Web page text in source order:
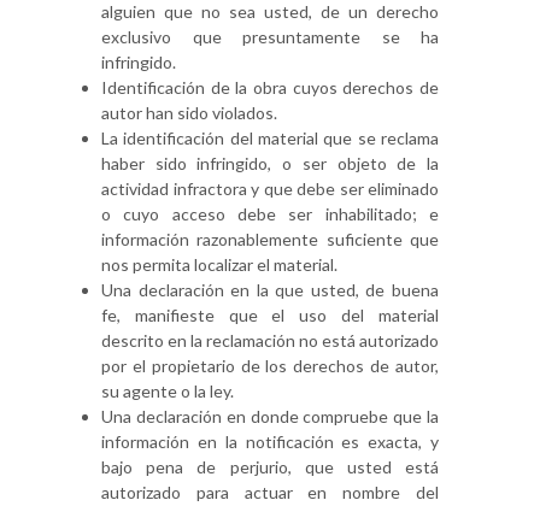
alguien que no sea usted, de un derecho
exclusivo que presuntamente se ha
infringido.
Identificación de la obra cuyos derechos de
autor han sido violados.
La identificación del material que se reclama
haber sido infringido, o ser objeto de la
actividad infractora y que debe ser eliminado
o cuyo acceso debe ser inhabilitado; e
información razonablemente suficiente que
nos permita localizar el material.
Una declaración en la que usted, de buena
fe, manifieste que el uso del material
descrito en la reclamación no está autorizado
por el propietario de los derechos de autor,
su agente o la ley.
Una declaración en donde compruebe que la
información en la notificación es exacta, y
bajo pena de perjurio, que usted está
autorizado para actuar en nombre del